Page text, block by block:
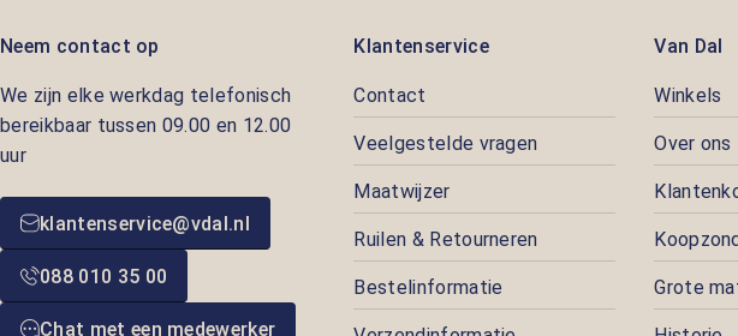
Neem contact op
We zijn elke werkdag telefonisch
bereikbaar tussen 09.00 en 12.00
uur
klantenservice@vdal.nl
088 010 35 00
Chat met een medewerker
Klantenservice
Contact
Veelgestelde vragen
Maatwijzer
Ruilen & Retourneren
Bestelinformatie
Van Dal
Winkels
Over ons
Grote